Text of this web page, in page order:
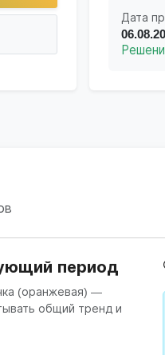
Дата
период
(оранжевая) —
общий тренд и